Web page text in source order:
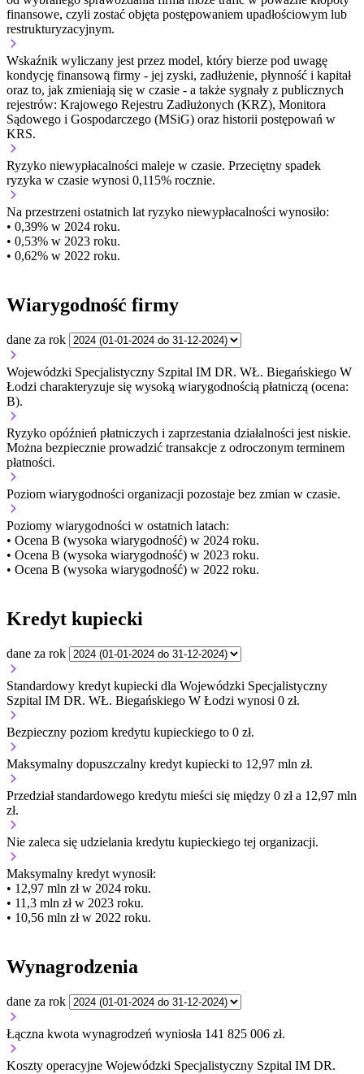
finansowe, czyli zostać objęta postępowaniem upadłościowym lub
restrukturyzacyjnym.
Wskaźnik wyliczany jest przez model, który bierze pod uwagę
kondycję finansową firmy - jej zyski, zadłużenie, płynność i kapitał
oraz to, jak zmieniają się w czasie - a także sygnały z publicznych
rejestrów: Krajowego Rejestru Zadłużonych (KRZ), Monitora
Sądowego i Gospodarczego (MSiG) oraz historii postępowań w
KRS.
Ryzyko niewypłacalności maleje w czasie. Przeciętny spadek
ryzyka w czasie wynosi 0,115% rocznie.
Na przestrzeni ostatnich lat ryzyko niewypłacalności wynosiło:
• 0,39% w 2024 roku.
• 0,53% w 2023 roku.
• 0,62% w 2022 roku.
Wiarygodność firmy
dane za rok
Wojewódzki Specjalistyczny Szpital IM DR. WŁ. Biegańskiego W
Łodzi charakteryzuje się wysoką wiarygodnością płatniczą (ocena:
B).
Ryzyko opóźnień płatniczych i zaprzestania działalności jest niskie.
Można bezpiecznie prowadzić transakcje z odroczonym terminem
płatności.
Poziom wiarygodności organizacji pozostaje bez zmian w czasie.
Poziomy wiarygodności w ostatnich latach:
• Ocena B (wysoka wiarygodność) w 2024 roku.
• Ocena B (wysoka wiarygodność) w 2023 roku.
• Ocena B (wysoka wiarygodność) w 2022 roku.
Kredyt kupiecki
dane za rok
Standardowy kredyt kupiecki dla Wojewódzki Specjalistyczny
Szpital IM DR. WŁ. Biegańskiego W Łodzi wynosi 0 zł.
Bezpieczny poziom kredytu kupieckiego to 0 zł.
Maksymalny dopuszczalny kredyt kupiecki to 12,97 mln zł.
Przedział standardowego kredytu mieści się między 0 zł a 12,97 mln
zł.
Nie zaleca się udzielania kredytu kupieckiego tej organizacji.
Maksymalny kredyt wynosił:
• 12,97 mln zł w 2024 roku.
• 11,3 mln zł w 2023 roku.
• 10,56 mln zł w 2022 roku.
Wynagrodzenia
dane za rok
Łączna kwota wynagrodzeń wyniosła 141 825 006 zł.
Koszty operacyjne Wojewódzki Specjalistyczny Szpital IM DR.